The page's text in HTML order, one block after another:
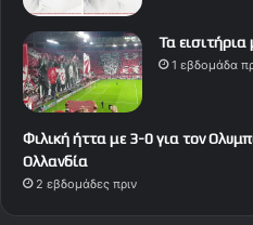
Τα εισιτήρια
1 εβδομάδα
Φιλική ήττα με 3-0 για τον
Ολλανδία
2 εβδομάδες πριν